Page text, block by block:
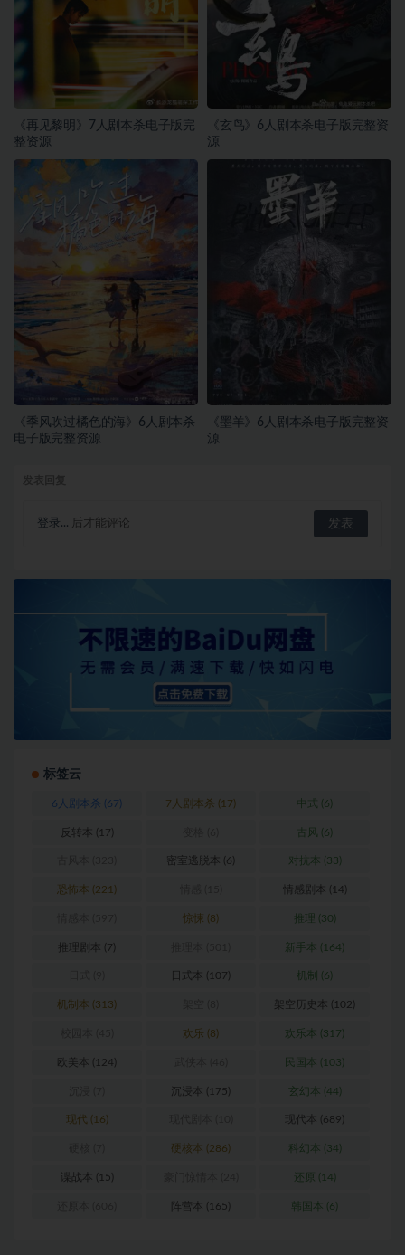
《再见黎明》7人剧本杀电子版完
整资源
《玄鸟》6人剧本杀电子版完整资
源
《季风吹过橘色的海》6人剧本杀
电子版完整资源
《墨羊》6人剧本杀电子版完整资
源
登录... 后才能评论
标签云
6人剧本杀 (67) 7人剧本杀 (17) 中式 (6)
反转本 (17) 古风 (6)
密室逃脱本 (6) 对抗本 (33)
恐怖本 (221) 情感剧本 (14)
惊悚 (8) 推理 (30)
推理剧本 (7) 新手本 (164)
日式本 (107) 机制 (6)
机制本 (313) 架空历史本 (102)
欢乐 (8) 欢乐本 (317)
欧美本 (124) 民国本 (103)
沉浸本 (175) 玄幻本 (44)
现代 (16) 现代本 (689)
硬核本 (286) 科幻本 (34)
谍战本 (15) 还原 (14)
阵营本 (165) 韩国本 (6)